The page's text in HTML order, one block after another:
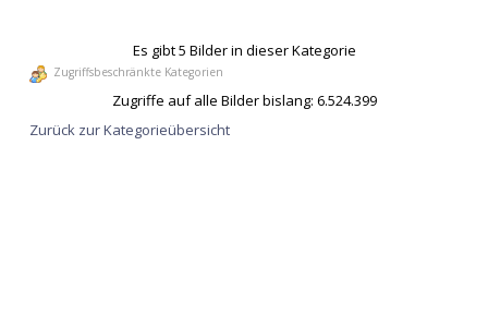
Es gibt 5 Bilder in dieser Kategorie
Zugriffsbeschränkte Kategorien
Zugriffe auf alle Bilder bislang: 6.524.399
Zurück zur Kategorieübersicht